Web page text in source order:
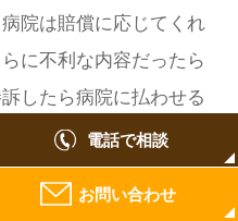
院は賠償に応じてくれ
に不利な内容だったら
したら病院に払わせる
きますか?電話で相談
お問い合わせ